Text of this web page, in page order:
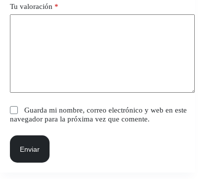
Tu valoración *
Guarda mi nombre, correo electrónico y web en este
navegador para la próxima vez que comente.
Enviar